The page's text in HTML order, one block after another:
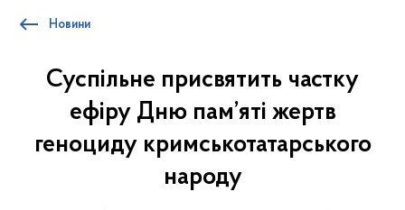
Новини
Суспільне присвятить частку
ефіру Дню пам’яті жертв
геноциду кримськотатарського
народу